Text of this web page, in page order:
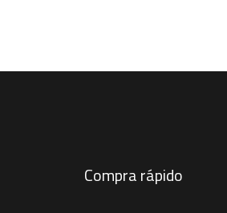
Compra rápido